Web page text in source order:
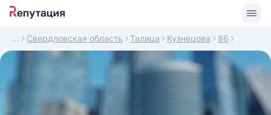
Свердловская область Талица Кузнецова 86